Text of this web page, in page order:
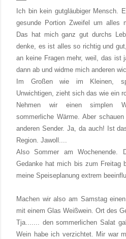
Ich bin kein gutgläubiger Mensch.
gesunde Portion Zweifel um alles
Das hat mich ganz gut durchs
denke, es ist alles so richtig und
an keine Fragen mehr, weil, das ist
dann ab und widme mich anderen
Im Großen wie im Kleinen,
Unwichtigen, zieht sich das wie ein
Nehmen wir einen simplen
sommerliche Wärme. Aber
anderen Sender. Ja, da auch! Ist
Region. Jawoll....
Also Sommer am Wochenende.
Gedanke hat mich bis zum Freitag
meine Speiseplanung extrem
Machen wir also am Samstag
mit einem Glas Weißwein. Ort des
Tja....... den sommerlichen Salat
Wein habe ich verzichtet. Mir war